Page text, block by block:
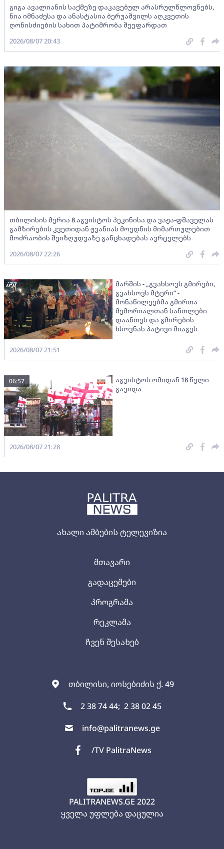
ახალი ამბების ტელევიზია
თბილისი, იოსებიძის ქ. 49
2 38 74 44; 2 38 02 45
info@palitranews.ge
/TV PalitraNews
მთავარი
გადაცემები
პროგრამა
რეკლამა
ჩვენ შესახებ
PALITRANEWS.GE 2022
ყველა უფლება დაცულია
გიგა ავალიანის საქმეზე დაკავებულ არასრულწლოვნებს,
ნია იმნაძესა და ანასტასია ბერუაშვილს აღკვეთის
ღონისძიების სახით პატიმრობა შეეფარდათ
2026/08/07 20:43
თბილისის მერია 8 აგვისტოს პეკინისა და ვაჟა-ფშაველას
გამზირების კვეთიდან ჟვანიას მოედნის მიმართულებით
მოძრაობის შეიზღუდვაზე განცხადებას ავრცელებს
2026/08/07 22:26
მარშის - „გვახსოვს გმირები,
გვახსოვს მტერი” -
მონაწილეებმა გმირთა
მემორიალთან სანთლები
დაანთეს და გმირების
ხსოვნას პატივი მიაგეს
2026/08/07 21:51
აგვისტოს ომიდან 18 წელი
გავიდა
06:57
2026/08/07 21:28